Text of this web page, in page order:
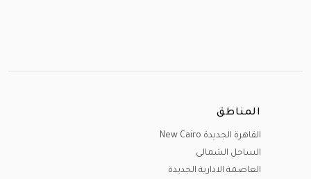
المناطق
القاهرة الجديدة New Cairo
الساحل الشمالى
العاصمة الادارية الجديدة